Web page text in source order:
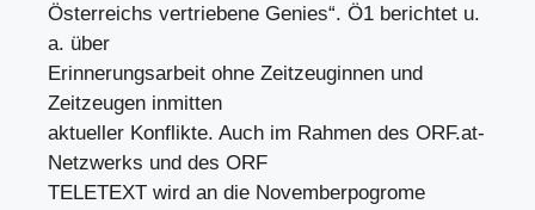
Österreichs vertriebene Genies“. Ö1 berichtet u.
a. über
Erinnerungsarbeit ohne Zeitzeuginnen und
Zeitzeugen inmitten
aktueller Konflikte. Auch im Rahmen des ORF.at-
Netzwerks und des ORF
TELETEXT wird an die Novemberpogrome